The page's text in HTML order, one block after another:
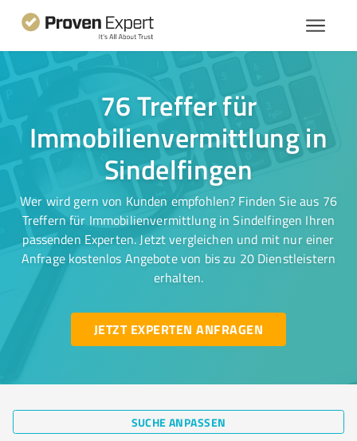
76 Treffer für
Immobilienvermittlung in
Sindelfingen
Wer wird gern von Kunden empfohlen? Finden Sie aus 76
Treffern für Immobilienvermittlung in Sindelfingen Ihren
passenden Experten. Jetzt vergleichen und mit nur einer
Anfrage kostenlos Angebote von bis zu 20 Dienstleistern
erhalten.
JETZT EXPERTEN ANFRAGEN
SUCHE ANPASSEN